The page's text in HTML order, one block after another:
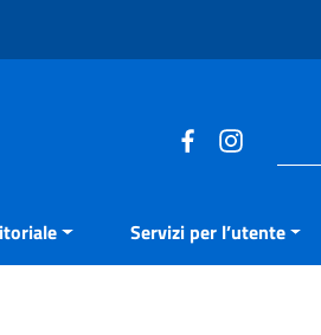
Servizi per l’utente